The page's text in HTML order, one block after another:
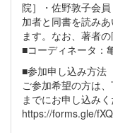
院］・佐野敦子会
加者と同書を読み
ます。なお、著者
■コーディネータ：
■参加申し込み方法
ご参加希望の方は
までにお申し込みく
https://forms.gle/